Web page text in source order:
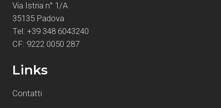
Via Istria n° 1/A
35135 Padova
Tel: +39 348 6043240
CF: 9222 0050 287
Links
Contatti